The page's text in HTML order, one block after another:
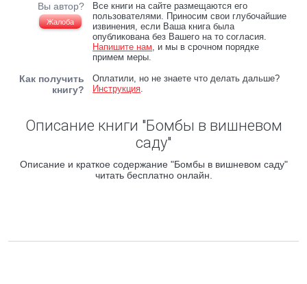
Вы автор?
Жалоба
Все книги на сайте размещаются его
пользователями. Приносим свои глубочайшие
извинения, если Ваша книга была
опубликована без Вашего на то согласия.
Напишите нам, и мы в срочном порядке
примем меры.
Как получить
книгу?
Оплатили, но не знаете что делать дальше?
Инструкция.
Описание книги "Бомбы в вишневом
саду"
Описание и краткое содержание "Бомбы в вишневом саду"
читать бесплатно онлайн.